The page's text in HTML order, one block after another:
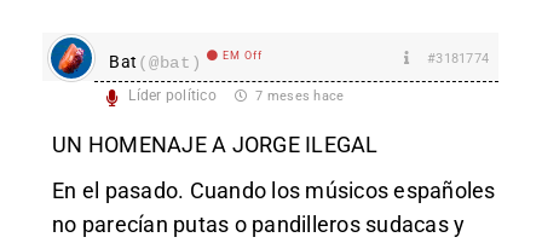
Bat (@bat) EM Off #3181774
Líder político 7 meses hace
UN HOMENAJE A JORGE ILEGAL
En el pasado. Cuando los músicos españoles
no parecían putas o pandilleros sudacas y